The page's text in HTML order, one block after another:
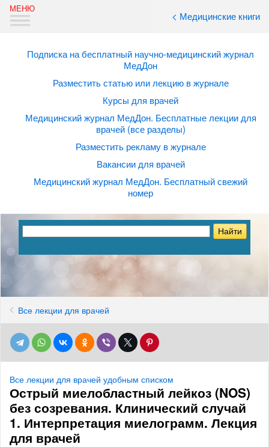
< Медицинские книги
Подписка на бесплатный научно-медицинский журнал
МедДон
Разместить статью или лекцию в журнале
Курсы для врачей
Медицинский журнал МедДон. Бесплатные лекции для
врачей (все разделы)
Разместить рекламу в журнале
Вакансии для врачей
Медицинский журнал МедДон. Бесплатный свежий
номер
Все лекции для врачей
Все лекции для врачей удобным списком
Острый миелобластный лейкоз (NOS)
без созревания. Клинический случай
1. Интерпретация миелограмм. Лекция
для врачей